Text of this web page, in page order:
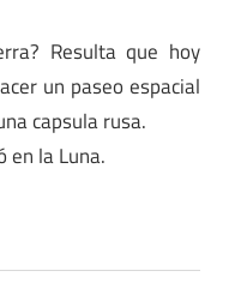
Resulta que hoy
un paseo espacial
capsula rusa.
en la Luna.